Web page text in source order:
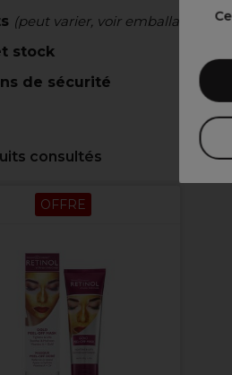
(peut varier, voir emballage)
stock
de sécurité
consultés
OFFRE